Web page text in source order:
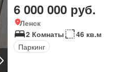
6 000 000 руб.
Ленск
2 Комнаты
46 кв.м
Паркинг